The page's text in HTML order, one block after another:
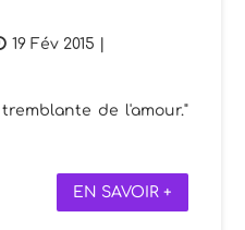
19 Fév 2015
de l'amour."
EN SAVOIR +